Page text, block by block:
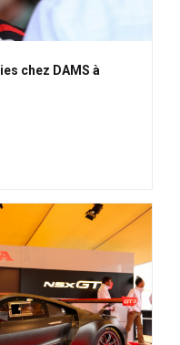
chez DAMS à